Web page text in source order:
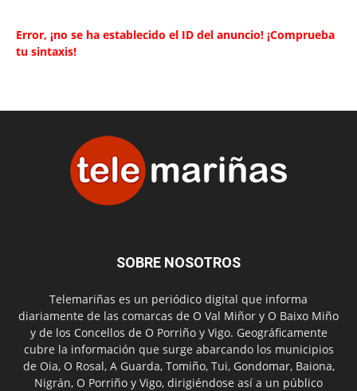
Error, ¡no se ha establecido el ID del anuncio! ¡Comprueba
tu sintaxis!
SOBRE NOSOTROS
Telemariñas es un periódico digital que informa
diariamente de las comarcas de O Val Miñor y O Baixo Miño
y de los Concellos de O Porriño y Vigo. Geográficamente
cubre la información que surge abarcando los municipios
de Oia, O Rosal, A Guarda, Tomiño, Tui, Gondomar, Baiona,
Nigrán, O Porriño y Vigo, dirigiéndose así a un público